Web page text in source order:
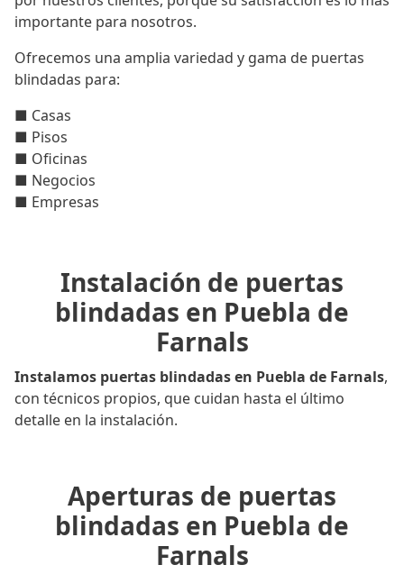
importante para nosotros.
Ofrecemos una amplia variedad y gama de puertas
blindadas para:
■ Casas
■ Pisos
■ Oficinas
■ Negocios
■ Empresas
Instalación de puertas
blindadas en Puebla de
Farnals
Instalamos puertas blindadas en Puebla de Farnals,
con técnicos propios, que cuidan hasta el último
detalle en la instalación.
Aperturas de puertas
blindadas en Puebla de
Farnals